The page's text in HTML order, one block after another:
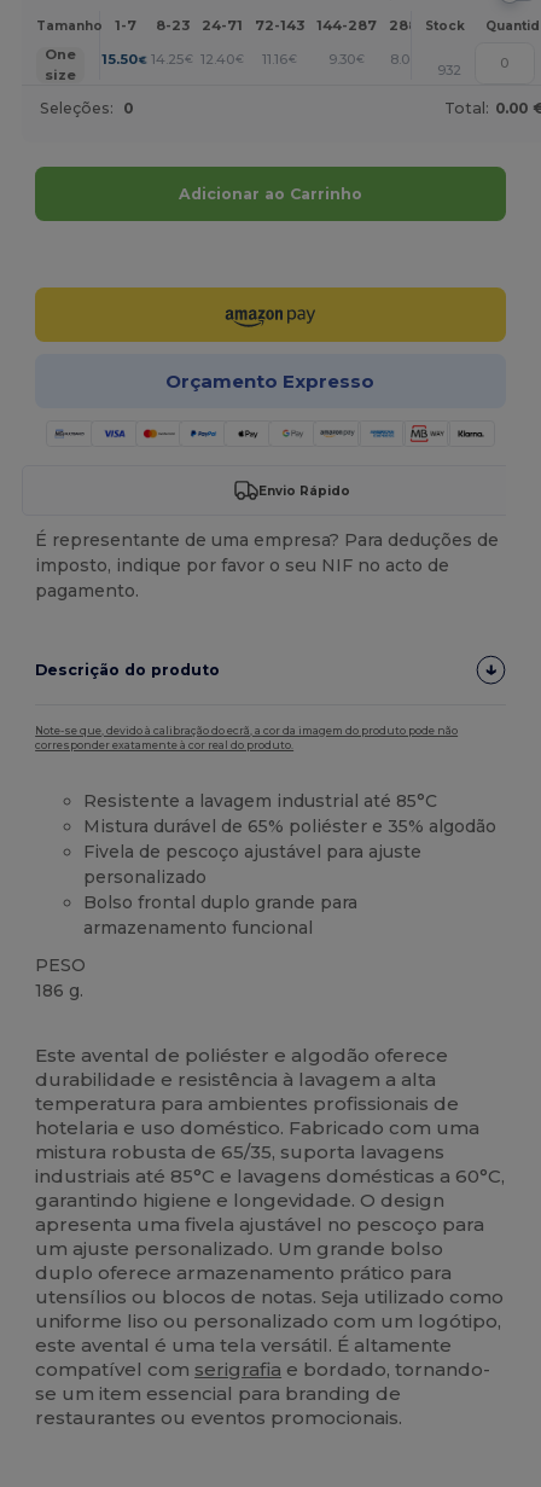
Tamanho 1-7 8-23 24-71 72-143 144-287 288 + Mais
Stock
One
size
15.50€ 14.25€ 12.40€ 11.16€ 9.30€ 8.06 +
932
Seleções: 0 Total: 0.00
Adicionar ao Carrinho
Orçamento Expresso
Envio Rápido
É representante de uma empresa? Para deduções de
imposto, indique por favor o seu NIF no acto de
pagamento.
Descrição do produto
Note-se que, devido à calibração do ecrã, a cor da imagem do produto pode não
corresponder exatamente à cor real do produto.
Resistente a lavagem industrial até 85°C
Mistura durável de 65% poliéster e 35% algodão
Fivela de pescoço ajustável para ajuste
personalizado
Bolso frontal duplo grande para
armazenamento funcional
PESO
186 g.
Este avental de poliéster e algodão oferece
durabilidade e resistência à lavagem a alta
temperatura para ambientes profissionais de
hotelaria e uso doméstico. Fabricado com uma
mistura robusta de 65/35, suporta lavagens
industriais até 85°C e lavagens domésticas a 60°C,
garantindo higiene e longevidade. O design
apresenta uma fivela ajustável no pescoço para
um ajuste personalizado. Um grande bolso
duplo oferece armazenamento prático para
utensílios ou blocos de notas. Seja utilizado como
uniforme liso ou personalizado com um logótipo,
este avental é uma tela versátil. É altamente
compatível com serigrafia e bordado, tornando-
se um item essencial para branding de
restaurantes ou eventos promocionais.